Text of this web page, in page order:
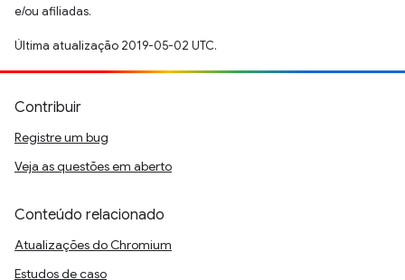
e/ou afiliadas.
Última atualização 2019-05-02 UTC.
Contribuir
Registre um bug
Veja as questões em aberto
Conteúdo relacionado
Atualizações do Chromium
Estudos de caso